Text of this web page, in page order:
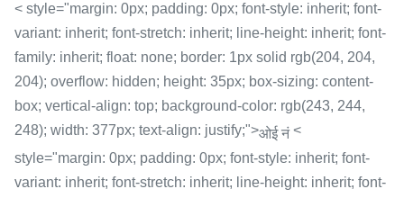
< style="margin: 0px; padding: 0px; font-style: inherit; font-
variant: inherit; font-stretch: inherit; line-height: inherit; font-
family: inherit; float: none; border: 1px solid rgb(204, 204,
204); overflow: hidden; height: 35px; box-sizing: content-
box; vertical-align: top; background-color: rgb(243, 244,
248); width: 377px; text-align: justify;">ओई नं<
style="margin: 0px; padding: 0px; font-style: inherit; font-
variant: inherit; font-stretch: inherit; line-height: inherit; font-